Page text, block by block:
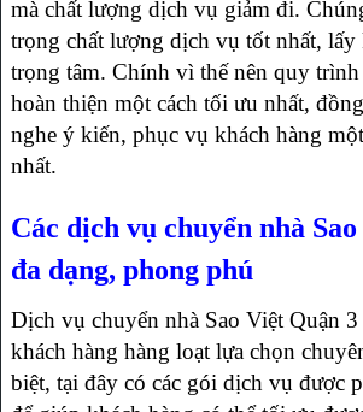
mà chất lượng dịch vụ giảm đi.
trọng chất lượng dịch vụ tốt nhất, lấy
trọng tâm. Chính vì thế nên quy
hoàn thiện một cách tối ưu nhất,
nghe ý kiến, phục vụ khách hàng
nhất.
Các dịch vụ chuyển nhà
đa dạng, phong phú
Dịch vụ chuyển nhà Sao Việt Quận 3
khách hàng hàng loạt lựa chọn
biệt, tại đây có các gói dịch vụ được